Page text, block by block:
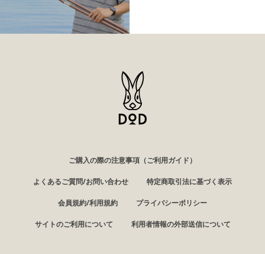
ご購入の際の注意事項（ご利用ガイド）
よくあるご質問/お問い合わせ 特定商取引法に基づく表示
会員規約/利用規約 プライバシーポリシー
サイトのご利用について 利用者情報の外部送信について